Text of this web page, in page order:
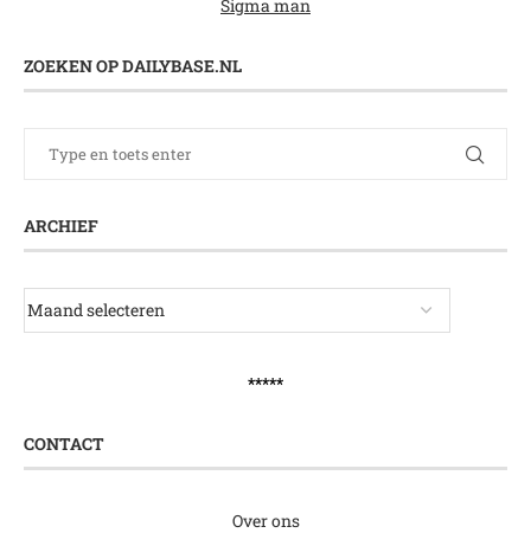
Sigma man
ZOEKEN OP DAILYBASE.NL
ARCHIEF
*****
CONTACT
Over ons